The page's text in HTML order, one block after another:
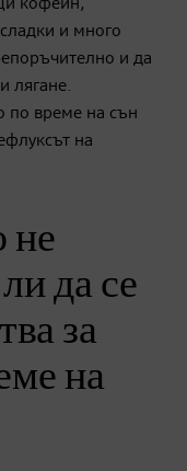
кофеин,
и много
и да
лягане.
по време на сън
на
не
да се
за
на